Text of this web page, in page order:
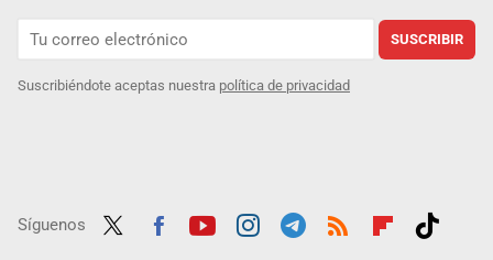
SUSCRIBIR
Suscribiéndote aceptas nuestra política de privacidad
Síguenos